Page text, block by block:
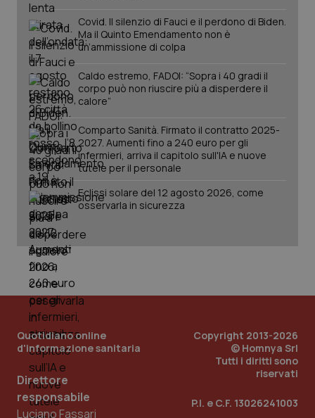
Covid. Il silenzio di Fauci e il perdono di Biden.
Ma il Quinto Emendamento non è
un’ammissione di colpa
Caldo estremo, FADOI: “Sopra i 40 gradi il
corpo può non riuscire più a disperdere il
calore”
Comparto Sanità. Firmato il contratto 2025-
2027. Aumenti fino a 240 euro per gli
infermieri, arriva il capitolo sull'IA e nuove
tutele per il personale
Eclissi solare del 12 agosto 2026, come
osservarla in sicurezza
Quotidiano online
d'informazione sanitaria
Direttore
responsabile
Luciano Fassari
Copyright 2013-2026
© Homnya Srl
Tutti i diritti sono
riservati
P.I. e C.F. 13026241003
PHPSESSID
PHP.net
www.quotidianosanita.it
_ga_KM60CM4NPH .quotidianosanita.it
1
mese